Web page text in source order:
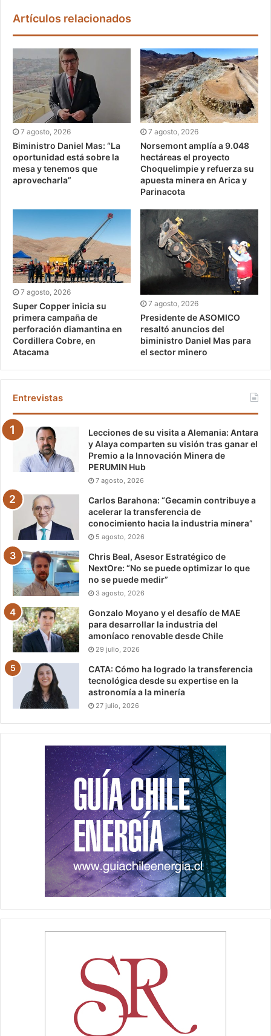
Artículos relacionados
7 agosto, 2026
Biministro Daniel Mas: “La
oportunidad está sobre la
mesa y tenemos que
aprovecharla”
7 agosto, 2026
Norsemont amplía a 9.048
hectáreas el proyecto
Choquelimpie y refuerza su
apuesta minera en Arica y
Parinacota
7 agosto, 2026
Super Copper inicia su
primera campaña de
perforación diamantina en
Cordillera Cobre, en
Atacama
7 agosto, 2026
Presidente de ASOMICO
resaltó anuncios del
biministro Daniel Mas para
el sector minero
Entrevistas
Lecciones de su visita a Alemania: Antara
y Alaya comparten su visión tras ganar el
Premio a la Innovación Minera de
PERUMIN Hub
7 agosto, 2026
Carlos Barahona: “Gecamin contribuye a
acelerar la transferencia de
conocimiento hacia la industria minera”
5 agosto, 2026
Chris Beal, Asesor Estratégico de
NextOre: “No se puede optimizar lo que
no se puede medir”
3 agosto, 2026
Gonzalo Moyano y el desafío de MAE
para desarrollar la industria del
amoníaco renovable desde Chile
29 julio, 2026
CATA: Cómo ha logrado la transferencia
tecnológica desde su expertise en la
astronomía a la minería
27 julio, 2026